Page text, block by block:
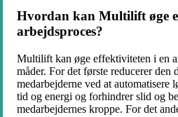
Hvordan kan Multilift øge
arbejdsproces?
Multilift kan øge effektiviteten i en
måder. For det første reducerer den
medarbejderne ved at automatisere
tid og energi og forhindrer slid og
medarbejdernes kroppe. For det